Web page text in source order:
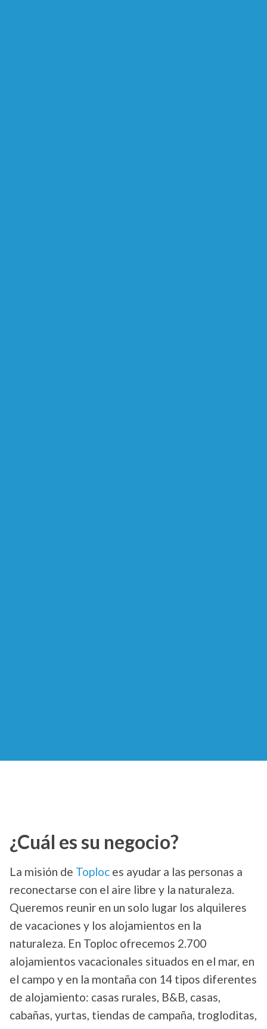
¿Cuál es su negocio?
La misión de Toploc es ayudar a las personas a
reconectarse con el aire libre y la naturaleza.
Queremos reunir en un solo lugar los alquileres
de vacaciones y los alojamientos en la
naturaleza. En Toploc ofrecemos 2.700
alojamientos vacacionales situados en el mar, en
el campo y en la montaña con 14 tipos diferentes
de alojamiento: casas rurales, B&B, casas,
cabañas, yurtas, tiendas de campaña, trogloditas,